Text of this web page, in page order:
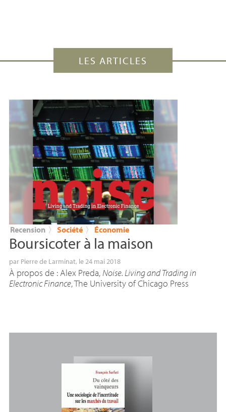
LES ARTICLES
Recension 〉 Société 〉 Économie
Boursicoter à la maison
par Pierre de Larminat, le 24 mai 2018
À propos de : Alex Preda,Noise. Living and Trading in
Electronic Finance, The University of Chicago Press